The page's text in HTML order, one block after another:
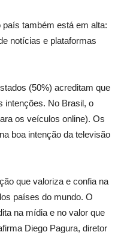
também está em alta:
notícias e plataformas
(50%) acreditam que
intenções. No Brasil, o
os veículos online). Os
boa intenção da televisão
que valoriza e confia na
países do mundo. O
na mídia e no valor que
Diego Pagura, diretor